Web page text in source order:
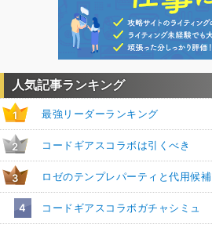
人気記事ランキング
1 最強リーダーランキング
2 コードギアスコラボは引くべき
3 ロゼのテンプレパーティと代用候補
4 コードギアスコラボガチャシミュ